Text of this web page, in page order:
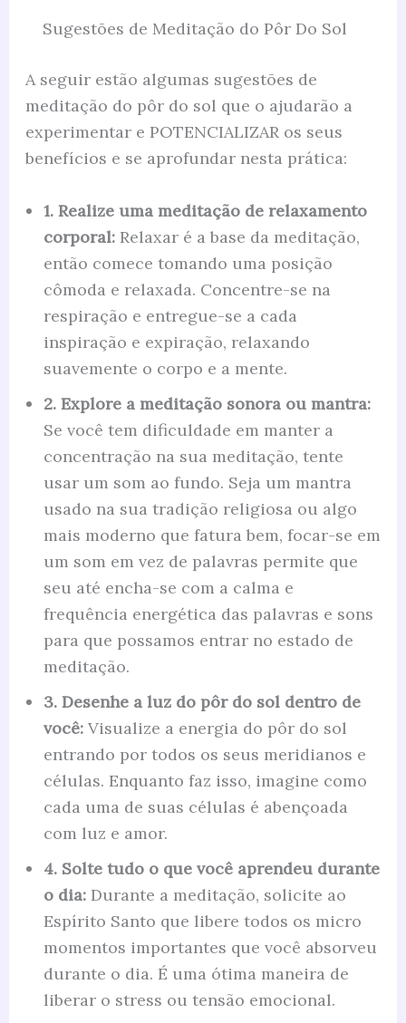
Sugestões de Meditação do Pôr Do Sol
A seguir estão algumas sugestões de
meditação do pôr do sol que o ajudarão a
experimentar e POTENCIALIZAR os seus
benefícios e se aprofundar nesta prática:
1. Realize uma meditação de relaxamento
corporal: Relaxar é a base da meditação,
então comece tomando uma posição
cômoda e relaxada. Concentre-se na
respiração e entregue-se a cada
inspiração e expiração, relaxando
suavemente o corpo e a mente.
2. Explore a meditação sonora ou mantra:
Se você tem dificuldade em manter a
concentração na sua meditação, tente
usar um som ao fundo. Seja um mantra
usado na sua tradição religiosa ou algo
mais moderno que fatura bem, focar-se em
um som em vez de palavras permite que
seu até encha-se com a calma e
frequência energética das palavras e sons
para que possamos entrar no estado de
meditação.
3. Desenhe a luz do pôr do sol dentro de
você: Visualize a energia do pôr do sol
entrando por todos os seus meridianos e
células. Enquanto faz isso, imagine como
cada uma de suas células é abençoada
com luz e amor.
4. Solte tudo o que você aprendeu durante
o dia: Durante a meditação, solicite ao
Espírito Santo que libere todos os micro
momentos importantes que você absorveu
durante o dia. É uma ótima maneira de
liberar o stress ou tensão emocional.